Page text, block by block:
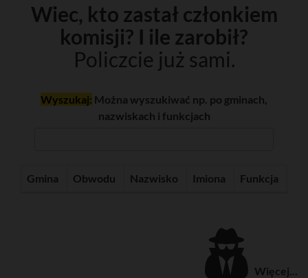
Wiec, kto zastał członkiem
komisji? I ile zarobił?
Policzcie już sami.
Wyszukaj: Można wyszukiwać np. po gminach,
nazwiskach i funkcjach
Gmina Obwodu Nazwisko Imiona Funkcja
Więcej...